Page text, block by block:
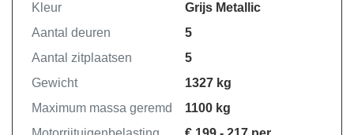
BUURT KOMEN :
*ACTIE : 12 maand CARGarantie
Meerprijs ; € 450,-
Kleur
Grijs Metallic
Aantal deuren
5
Aantal zitplaatsen
5
Gewicht
1327 kg
Maximum massa geremd
1100 kg